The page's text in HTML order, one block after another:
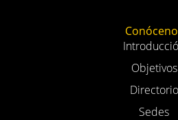
Objetivos
Directorio
Sedes